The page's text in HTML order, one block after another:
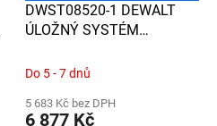
DWST08520-1 DEWALT
ÚLOŽNÝ SYSTÉM
MĚLKÉ ZÁSUVKY
Do 5 - 7 dnů
5 683 Kč bez DPH
6 877 Kč